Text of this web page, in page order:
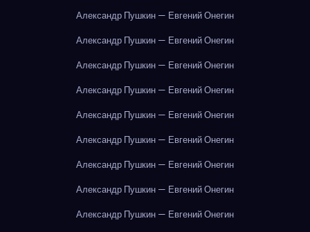
Александр Пушкин — Евгений Онегин
Александр Пушкин — Евгений Онегин
Александр Пушкин — Евгений Онегин
Александр Пушкин — Евгений Онегин
Александр Пушкин — Евгений Онегин
Александр Пушкин — Евгений Онегин
Александр Пушкин — Евгений Онегин
Александр Пушкин — Евгений Онегин
Александр Пушкин — Евгений Онегин